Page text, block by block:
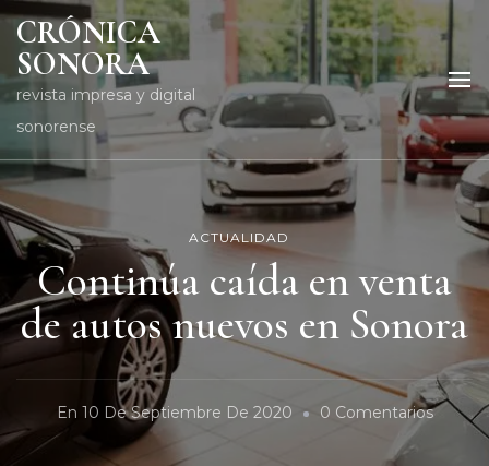
CRÓNICA
SONORA
revista impresa y digital
sonorense
ACTUALIDAD
Continúa caída en venta
de autos nuevos en Sonora
En 10 De Septiembre De 2020 0 ComentariosEn